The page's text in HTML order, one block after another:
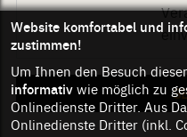
Website komfortabel und
zustimmen!
Um Ihnen den Besuch
informativwie möglich zu
Onlinedienste Dritter. Aus
Onlinedienste Dritter (inkl.